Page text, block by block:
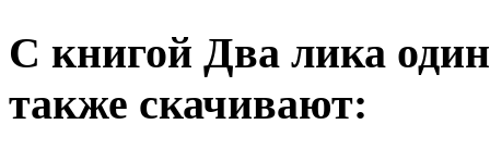
С книгой Два лика
также скачивают: